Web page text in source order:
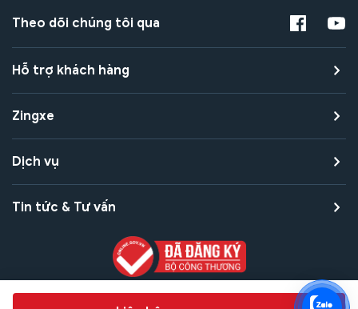
Theo dõi chúng tôi qua
Hỗ trợ khách hàng
Zingxe
Dịch vụ
Tin tức & Tư vấn